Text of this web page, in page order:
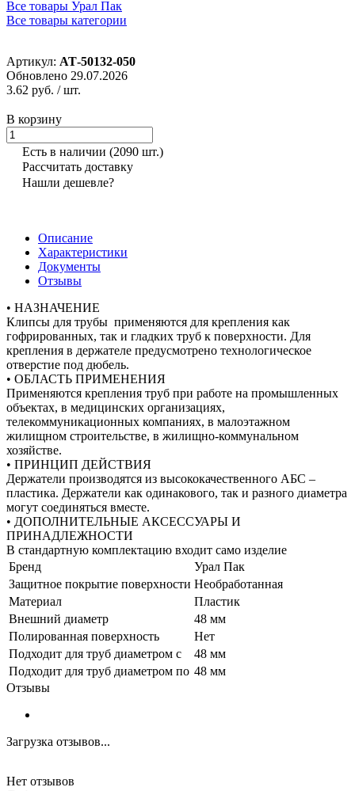
Все товары Урал Пак
Все товары категории
Артикул: АТ-50132-050
Обновлено 29.07.2026
3.62 руб. / шт.
В корзину
Есть в наличии (2090 шт.)
Рассчитать доставку
Нашли дешевле?
Описание
Характеристики
Документы
Отзывы
• НАЗНАЧЕНИЕ
Клипсы для трубы применяются для крепления как
гофрированных, так и гладких труб к поверхности. Для
крепления в держателе предусмотрено технологическое
отверстие под дюбель.
• ОБЛАСТЬ ПРИМЕНЕНИЯ
Применяются крепления труб при работе на промышленных
объектах, в медицинских организациях,
телекоммуникационных компаниях, в малоэтажном
жилищном строительстве, в жилищно-коммунальном
хозяйстве.
• ПРИНЦИП ДЕЙСТВИЯ
Держатели производятся из высококачественного АБС –
пластика. Держатели как одинакового, так и разного диаметра
могут соединяться вместе.
• ДОПОЛНИТЕЛЬНЫЕ АКСЕССУАРЫ И
ПРИНАДЛЕЖНОСТИ
В стандартную комплектацию входит само изделие
Бренд
Урал Пак
Защитное покрытие поверхности Необработанная
Материал
Пластик
Внешний диаметр
48 мм
Полированная поверхность
Нет
Подходит для труб диаметром с
48 мм
Подходит для труб диаметром по 48 мм
Отзывы
Загрузка отзывов...
Нет отзывов